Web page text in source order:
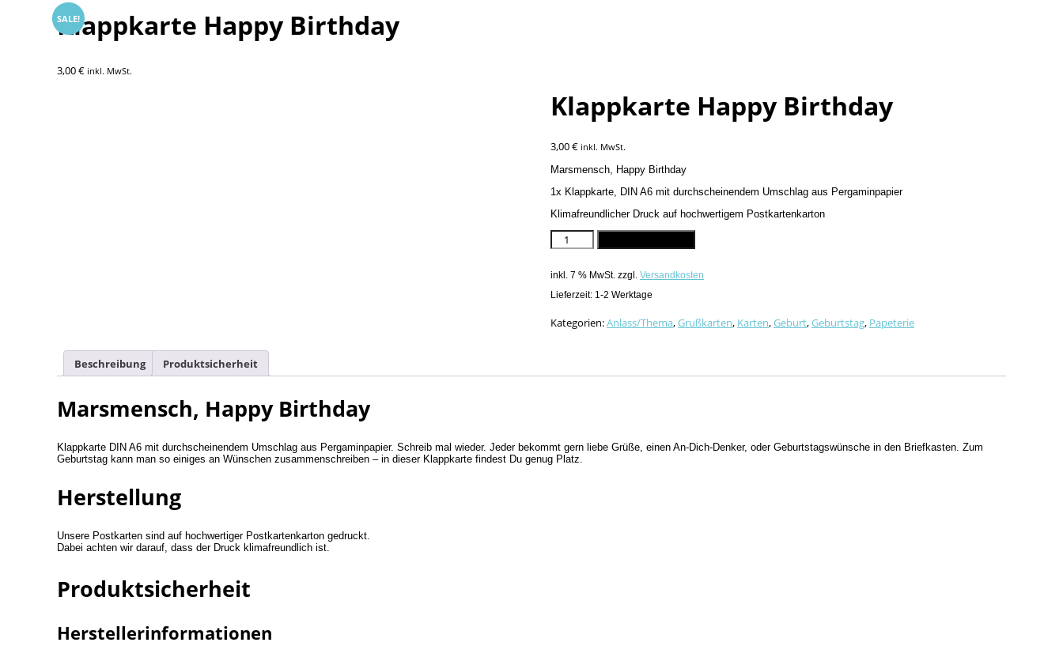
Klappkarte Happy Birthday
3,00€ inkl. MwSt.
Klappkarte Happy Birthday
3,00€ inkl. MwSt.
Marsmensch, Happy Birthday
1x Klappkarte, DIN A6 mit durchscheinendem Umschlag aus Pergaminpapier
Klimafreundlicher Druck auf hochwertigem Postkartenkarton
Klappkarte
Happy
Menge
inkl. 7 % MwSt. zzgl. Versandkosten
Lieferzeit: 1-2 Werktage
Kategorien:Anlass/Thema,Grußkarten, Karten,Geburt,Geburtstag, Papeterie
Beschreibung Produktsicherheit
Marsmensch, Happy Birthday
Klappkarte DIN A6 mit durchscheinendem Umschlag aus Pergaminpapier. Schreib mal wieder. Jeder bekommt gern liebe Grüße, einen An-Dich-Denker, oder Geburtstagswünsche in den Briefkasten. Zum
Geburtstag kann man so einiges an Wünschen zusammenschreiben – in dieser Klappkarte findest Du genug Platz.
Herstellung
Unsere Postkarten sind auf hochwertiger Postkartenkarton gedruckt.
Dabei achten wir darauf, dass der Druck klimafreundlich ist.
Produktsicherheit
Herstellerinformationen
SALE!